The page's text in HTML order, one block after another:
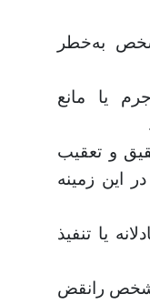
به‌خطر
یا مانع
و تعقیب
این زمینه
یا تنفیذ
رانقض